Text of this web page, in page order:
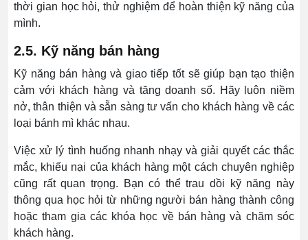
thời gian học hỏi, thử nghiệm để hoàn thiện kỹ năng của
mình.
2.5. Kỹ năng bán hàng
Kỹ năng bán hàng và giao tiếp tốt sẽ giúp bạn tạo thiện
cảm với khách hàng và tăng doanh số. Hãy luôn niềm
nở, thân thiện và sẵn sàng tư vấn cho khách hàng về các
loại bánh mì khác nhau.
Việc xử lý tình huống nhanh nhạy và giải quyết các thắc
mắc, khiếu nại của khách hàng một cách chuyên nghiệp
cũng rất quan trọng. Bạn có thể trau dồi kỹ năng này
thông qua học hỏi từ những người bán hàng thành công
hoặc tham gia các khóa học về bán hàng và chăm sóc
khách hàng.